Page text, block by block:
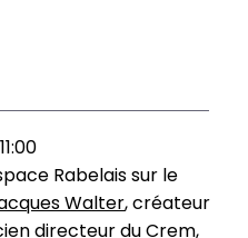
Rabelais sur le
Walter, créateur
directeur du Crem,